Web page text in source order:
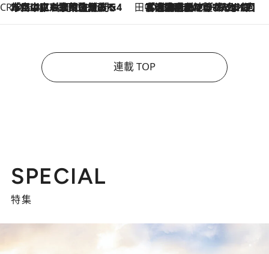
CREA'S CHOICE
2026.8.7
「立川にも歌舞伎があるんだよ」 片岡仁左衛門・市川中車ら豪華座組みで4年目の立川立飛歌舞伎へ 田中稲の勝手に再ブーム
2026.8.7
「湘南乃風に憧れて」観客大盛上がりの“タオル回し”に、ラッパー顔負けの高速歌唱まで…さだまさし（74）のアグレッシブすぎる現在地
連載 TOP
SPECIAL
特集